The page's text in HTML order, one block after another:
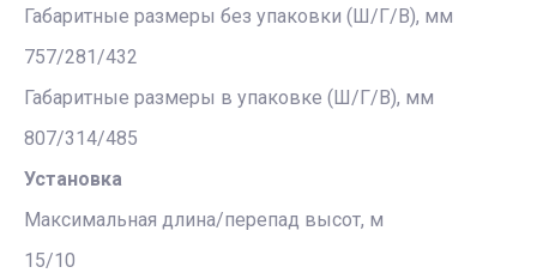
Габаритные размеры без упаковки (Ш/Г/В), мм
757/281/432
Габаритные размеры в упаковке (Ш/Г/В), мм
807/314/485
Установка
Максимальная длина/перепад высот, м
15/10